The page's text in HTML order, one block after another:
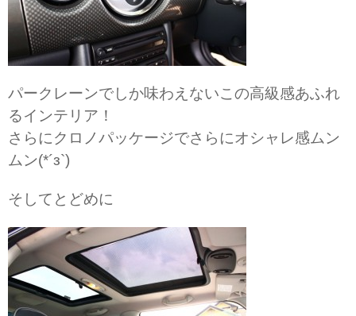
パークレーンでしか味わえないこの高級感あふれ
るインテリア！
さらにクロノパッケージでさらにオシャレ感ムン
ムン(*´з`)
そしてとどめに